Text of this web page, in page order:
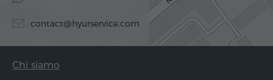
contact@hyurservice.com
Chi siamo